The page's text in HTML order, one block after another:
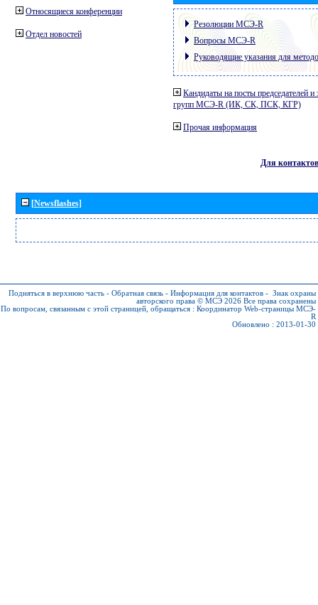
Относящиеся конференции
Отдел новостей
Резолюции МСЭ-R
Вопросы МСЭ-R
Руководящие указания для
Кандидаты на посты председателей и
групп МСЭ-R (ИК, СК, ПСК, КГР)
Прочая информация
Для контактов
[Newsflashes]
Подняться в верхнюю часть - Обратная связь - Информация для контактов - Знак охраны
авторского права © МСЭ 2026 Все права сохранены
По вопросам, связанным с этой страницей, обращаться : Координатор Web-страницы МСЭ-
R
Обновлено : 2013-01-30